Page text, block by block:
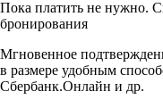
Пока платить не нужно.
бронирования
Мгновенное
в размере удобным
Сбербанк.Онлайн и др.